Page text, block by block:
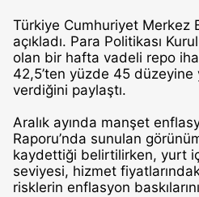
Türkiye Cumhuriyet Merkez
açıkladı. Para Politikası
olan bir hafta vadeli repo
42,5’ten yüzde 45
verdiğini paylaştı.
Aralık ayında manşet
Raporu’nda sunulan
kaydettiği belirtilirken, yurt
seviyesi, hizmet
risklerin enflasyon